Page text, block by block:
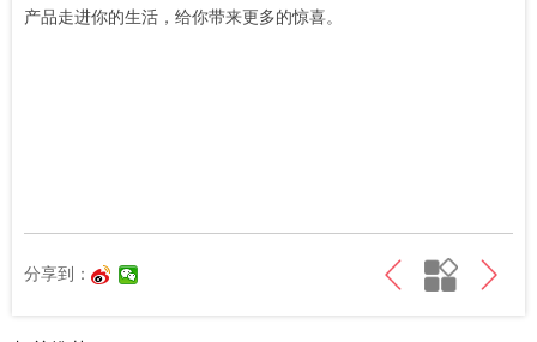
产品走进你的生活，给你带来更多的惊喜。
分享到：